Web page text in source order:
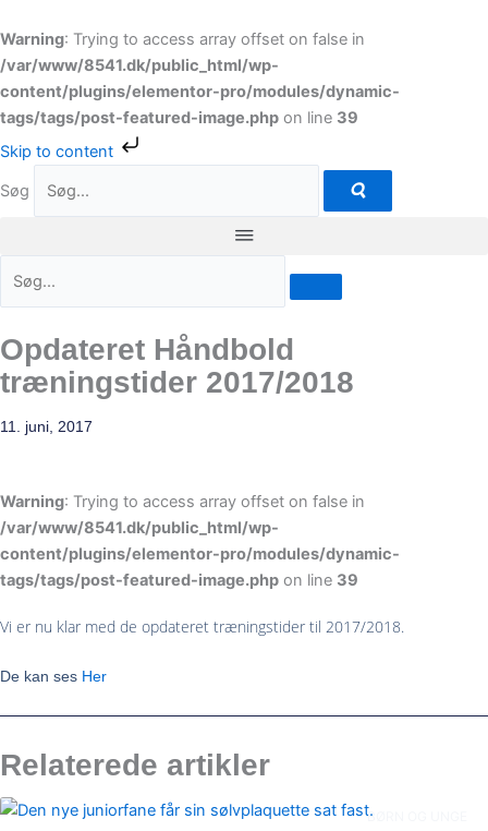
Warning: Trying to access array offset on false in
/var/www/8541.dk/public_html/wp-
content/plugins/elementor-pro/modules/dynamic-
tags/tags/post-featured-image.php on line 39
Skip to content
til
indholdet
Søg
Opdateret Håndbold
træningstider 2017/2018
11. juni, 2017
Warning: Trying to access array offset on false in
/var/www/8541.dk/public_html/wp-
content/plugins/elementor-pro/modules/dynamic-
tags/tags/post-featured-image.php on line 39
Vi er nu klar med de opdateret træningstider til 2017/2018.
De kan ses Her
Relaterede artikler
BØRN OG UNGE